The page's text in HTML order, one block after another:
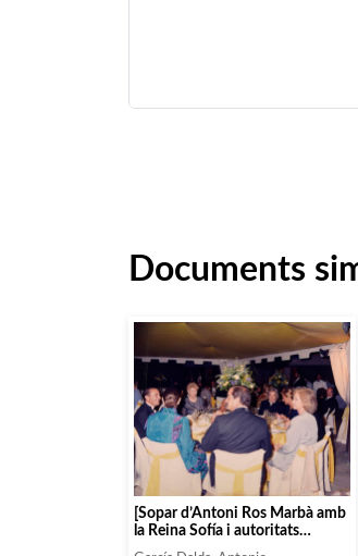
Documents
[Sopar d’Antoni Ros Marbà amb
la Reina Sofía i autoritats
polítiques]